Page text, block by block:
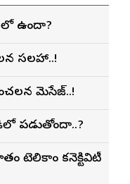
ఉందా?
సలహా..!
మెసేజ్..!
పడుతోందా..?
టెలికాం కనెక్టివిటీ